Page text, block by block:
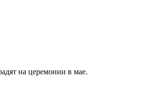
на церемонии в мае.